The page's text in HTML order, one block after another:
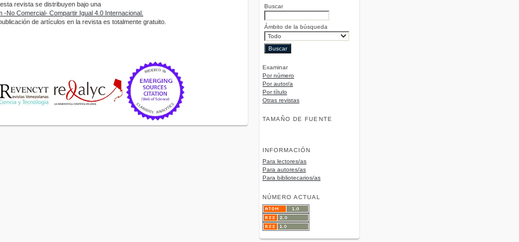
Buscar
Ámbito de la búsqueda
Examinar
Por número
Por autor/a
Por título
Otras revistas
TAMAÑO DE FUENTE
INFORMACIÓN
Para lectores/as
Para autores/as
Para bibliotecarios/as
NÚMERO ACTUAL
revista se distribuyen bajo una
-No Comercial- Compartir Igual 4.0 Internacional.
de artículos en la revista es totalmente gratuito.